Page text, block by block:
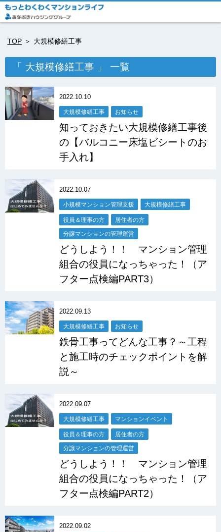
TOP 大規模修繕工事
「 大規模修繕工事 」 一覧
2022.10.10
大規模修繕工事 お知らせ
知っておきたい大規模修繕工事後
の【バルコニー床塩ビシートのお
手入れ】
2022.10.07
小規模マンション管理支援 大規模修繕工事
役員＆理事の方 居住者の方
分譲マンションの管理運営
どうしよう！！ マンション管理
組合の役員になっちゃった！（ア
フター点検編PART3）
2022.09.13
大規模修繕工事 お知らせ
鉄骨工事ってどんな工事？～工程
と施工時のチェックポイントを解
説～
2022.09.07
大規模修繕工事 マンションイベント
役員＆理事の方 居住者の方
分譲マンションの管理運営
どうしよう！！ マンション管理
組合の役員になっちゃった！（ア
フター点検編PART2）
2022.09.02